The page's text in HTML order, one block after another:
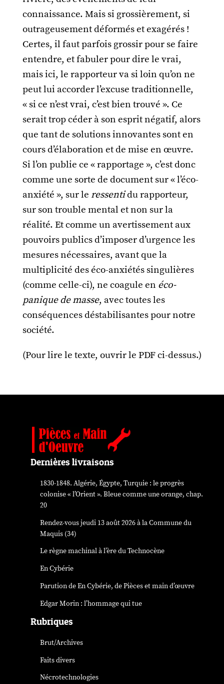
connaissance. Mais si grossièrement, si
outrageusement déformés et exagérés !
Certes, il faut parfois grossir pour se faire
entendre, et fabuler pour dire le vrai,
mais ici, le rapporteur va si loin qu’on ne
peut lui accorder l’excuse traditionnelle,
« si ce n’est vrai, c’est bien trouvé ». Ce
serait trop céder à son esprit négatif, alors
que tant de solutions innovantes sont en
cours d’élaboration et de mise en œuvre.
Si l’on publie ce « rapportage », c’est donc
comme une sorte de document sur « l’éco-
anxiété », sur le ressentidu rapporteur,
sur son trouble mental et non sur la
réalité. Et comme un avertissement aux
pouvoirs publics d’imposer d’urgence les
mesures nécessaires, avant que la
multiplicité des éco-anxiétés singulières
(comme celle-ci), ne coagule en éco-
panique de masse, avec toutes les
conséquences déstabilisantes pour notre
société.
(Pour lire le texte, ouvrir le PDF ci-dessus.)
Dernières livraisons
1830-1848. Algérie, Égypte, Turquie : le progrès
colonise « l’Orient ». Bleue comme une orange, chap.
20
Rendez-vous jeudi 13 août 2026 à la Commune du
Maquis (34)
Le règne machinal à l’ère du Technocène
En Cybérie
Parution deEn Cybérie, de Pièces et main d’œuvre
Edgar Morin : l’hommage qui tue
Rubriques
Brut/Archives
Faits divers
Nécrotechnologies